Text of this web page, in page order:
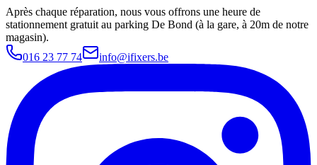
Après chaque réparation, nous vous offrons une heure de
stationnement gratuit au parking De Bond (à la gare, à 20m de notre
magasin).
016 23 77 74
info@ifixers.be